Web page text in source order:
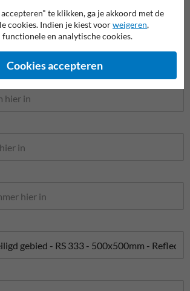
te klikken, ga je akkoord met de
cookies. Indien je kiest voorweigeren,
functionele en analytische cookies.
Cookies accepteren